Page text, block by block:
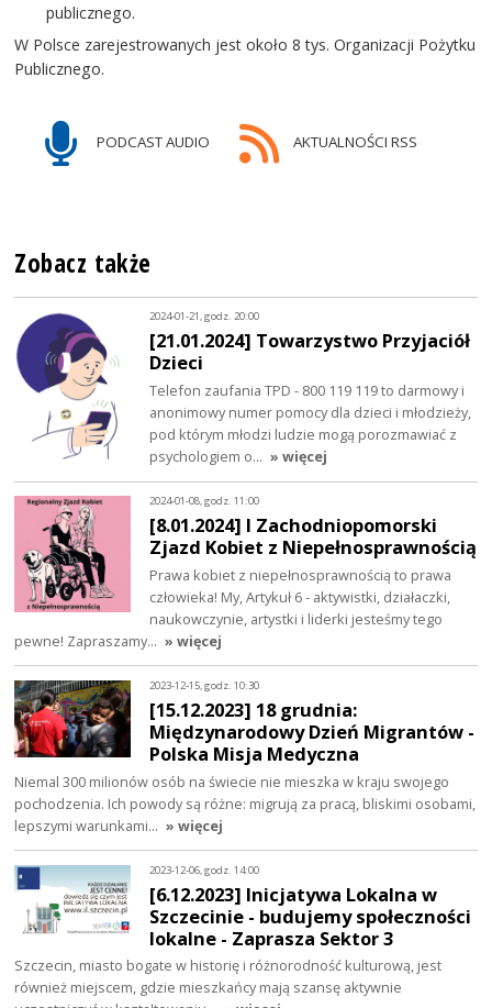
publicznego.
W Polsce zarejestrowanych jest około 8 tys. Organizacji Pożytku
Publicznego.
PODCAST AUDIO AKTUALNOŚCI RSS
Zobacz także
2024-01-21, godz. 20:00
[21.01.2024] Towarzystwo Przyjaciół
Dzieci
Telefon zaufania TPD - 800 119 119 to darmowy i
anonimowy numer pomocy dla dzieci i młodzieży,
pod którym młodzi ludzie mogą porozmawiać z
psychologiem o… » więcej
2024-01-08, godz. 11:00
[8.01.2024] I Zachodniopomorski
Zjazd Kobiet z Niepełnosprawnością
Prawa kobiet z niepełnosprawnością to prawa
człowieka! My, Artykuł 6 - aktywistki, działaczki,
naukowczynie, artystki i liderki jesteśmy tego
pewne! Zapraszamy… » więcej
2023-12-15, godz. 10:30
[15.12.2023] 18 grudnia:
Międzynarodowy Dzień Migrantów -
Polska Misja Medyczna
Niemal 300 milionów osób na świecie nie mieszka w kraju swojego
pochodzenia. Ich powody są różne: migrują za pracą, bliskimi osobami,
lepszymi warunkami… » więcej
2023-12-06, godz. 14:00
[6.12.2023] Inicjatywa Lokalna w
Szczecinie - budujemy społeczności
lokalne - Zaprasza Sektor 3
Szczecin, miasto bogate w historię i różnorodność kulturową, jest
również miejscem, gdzie mieszkańcy mają szansę aktywnie